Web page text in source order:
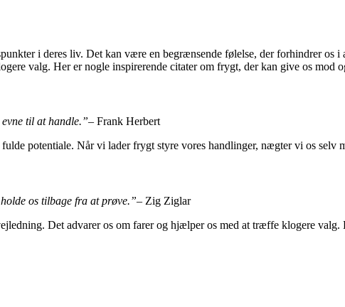
i deres liv. Det kan være en begrænsende følelse, der forhindrer
valg. Her er nogle inspirerende citater om frygt, der kan give os mod
til at handle.”– Frank Herbert
potentiale. Når vi lader frygt styre vores handlinger, nægter vi os selv
os tilbage fra at prøve.”– Zig Ziglar
Det advarer os om farer og hjælper os med at træffe klogere valg.